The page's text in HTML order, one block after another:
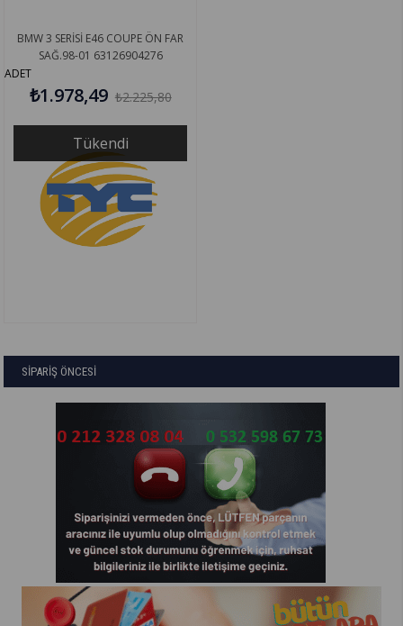
Tükendi
BMW 3 SERİSİ E46 COUPE ÖN FAR
SAĞ.98-01 63126904276
ADET
₺1.978,49 ₺2.225,80
SİPARİŞ ÖNCESİ